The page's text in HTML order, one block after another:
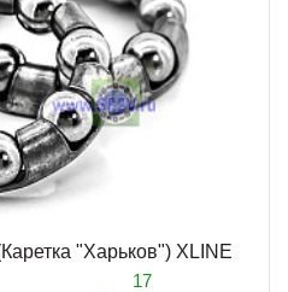
"Харьков") XLINE
17